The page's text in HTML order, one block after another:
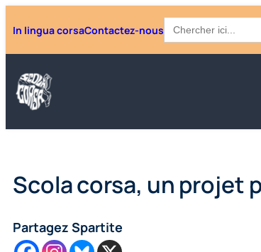
au
contenu
In lingua corsaContactez-nous
Search
for:
Scola corsa, un projet
Partagez Spartite